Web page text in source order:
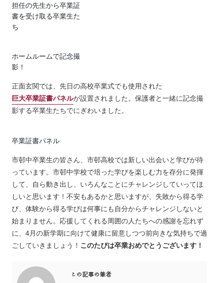
担任の先生から卒業証
書を受け取る卒業生た
ち
ホームルームで記念撮
影！
正面玄関では、先日の高校卒業式でも使用された
巨大卒業証書パネルが設置されました。保護者と一緒に記念撮
影する卒業生たちでにぎわいました。
卒業証書パネル
市邨中卒業生の皆さん、市邨高校では新しい出会いと学びが待
っています。市邨中学校で培った学びを楽しむ力を存分に発揮
して、自ら動き出し、いろんなことにチャレンジしていってほ
しいと思います！不安もあるかと思いますが、失敗から得る学
び、体験から得る学びは何事にも自分からチャレンジしないと
始まりません。応援してくれる周囲の人たちへの感謝を忘れず
に、4月の新学期に向けて健康に留意しつつ前向きな気持ちで過
ごしていきましょう！ このたびは卒業おめでとうございます！
この記事の筆者